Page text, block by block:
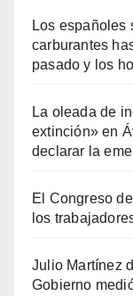
Los españoles
carburantes
pasado y los
La oleada de
extinción» en
declarar la
El Congreso
los
Julio Martínez
Gobierno